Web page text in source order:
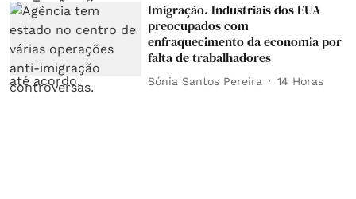
Imigração. Industriais dos EUA
preocupados com
enfraquecimento da economia por
falta de trabalhadores
Sónia Santos Pereira 14 Horas